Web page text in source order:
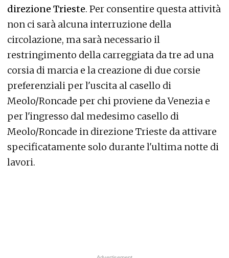
direzione Trieste. Per consentire questa attività
non ci sarà alcuna interruzione della
circolazione, ma sarà necessario il
restringimento della carreggiata da tre ad una
corsia di marcia e la creazione di due corsie
preferenziali per l'uscita al casello di
Meolo/Roncade per chi proviene da Venezia e
per l'ingresso dal medesimo casello di
Meolo/Roncade in direzione Trieste da attivare
specificatamente solo durante l'ultima notte di
lavori.